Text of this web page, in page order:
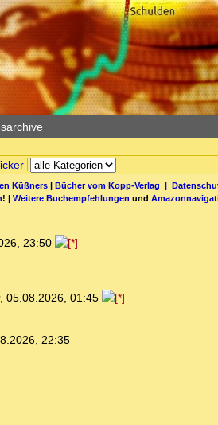
Küßners| Bücher vom Kopp-Verlag |
! | Weitere Buchempfehlungen und
23:50
, 05.08.2026, 01:45
22:35